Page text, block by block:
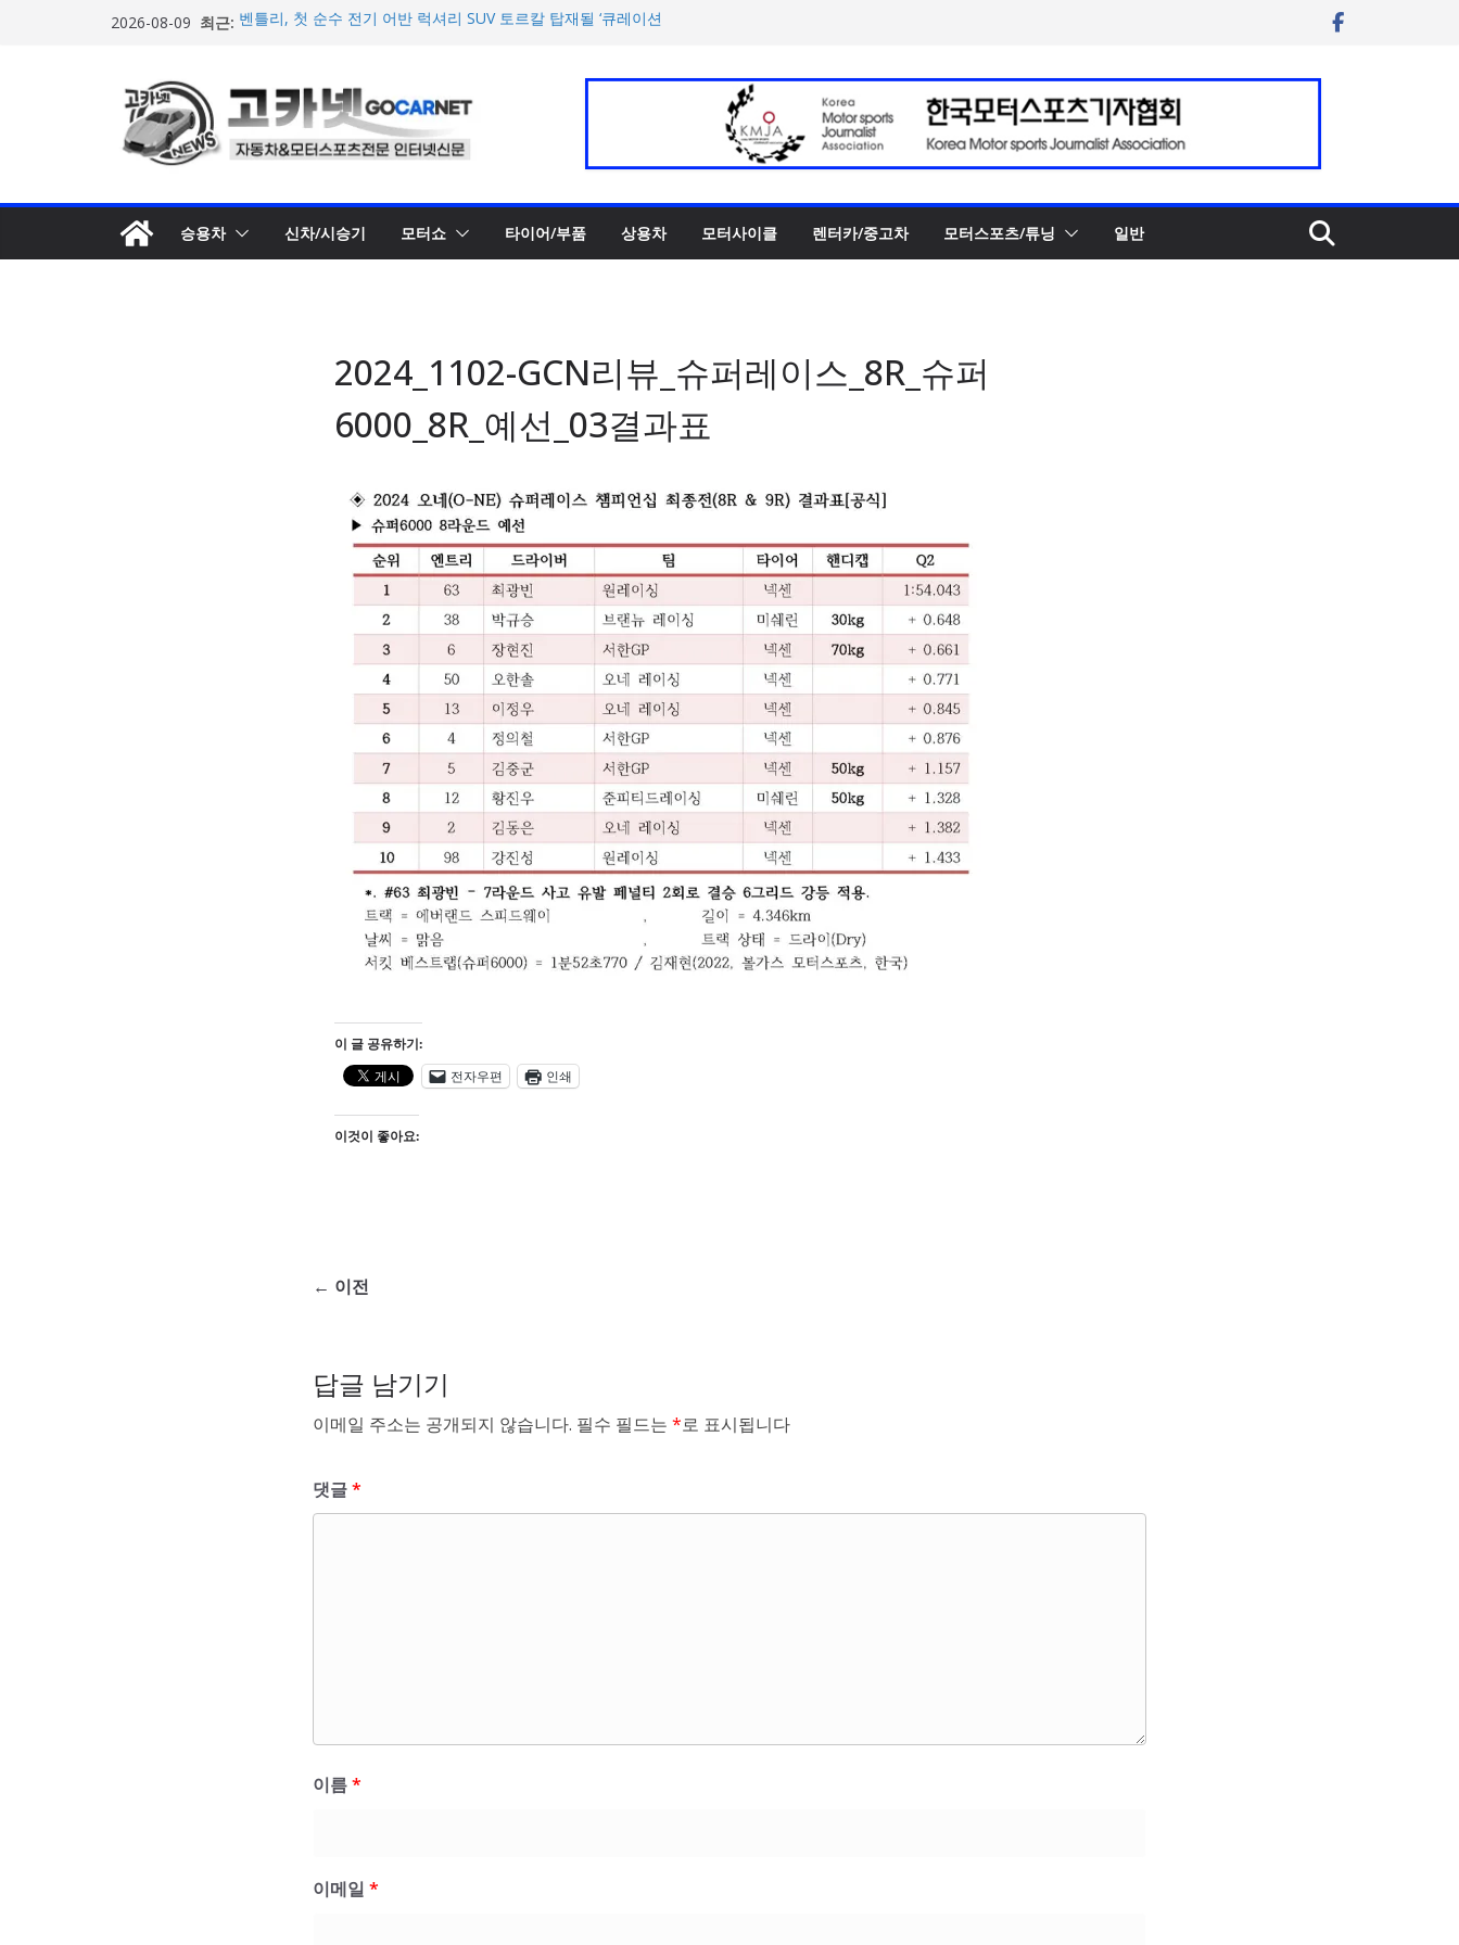
2026-08-09 최근: 벤틀리, 첫 순수 전기 어반 럭셔리 SUV 토르칼 탑재될 ‘큐레이션
오픈
BMW 레이디스 챔피언십 2026, 다양한 티켓 패키지 선보이며 본
격 대회 준비 돌입
현대차·기아, ‘2026 레드닷 어워드’에서 최우수상 2개·본상 15개
승용차 신차/시승기 모터쇼 타이어/부품 상용차 모터사이클 렌터카/중고차 모터스포츠/튜닝 일반
2024_1102-GCN리뷰_슈퍼레이스_8R_슈퍼
6000_8R_예선_03결과표
이 글 공유하기:
전자우편
인쇄
이것이 좋아요:
← 이전
답글 남기기
이메일 주소는 공개되지 않습니다. 필수 필드는 *로 표시됩니다
댓글*
이름*
이메일 *